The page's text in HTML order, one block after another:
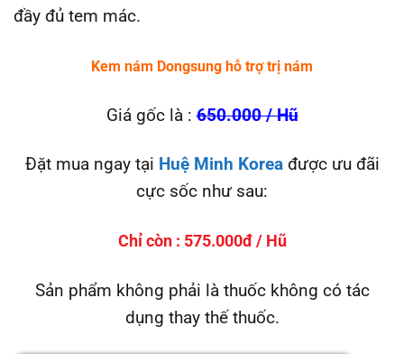
đầy đủ tem mác.
Kem nám Dongsung hỗ trợ trị nám
Giá gốc là :650.000 / Hũ
Đặt mua ngay tại Huệ Minh Koreađược ưu đãi
cực sốc như sau:
Chỉ còn : 575.000đ / Hũ
Sản phẩm không phải là thuốc không có tác
dụng thay thế thuốc.